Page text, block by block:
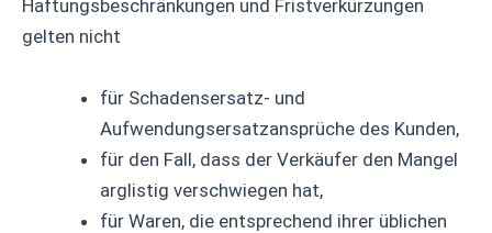
Haftungsbeschränkungen und Fristverkürzungen
gelten nicht
für Schadensersatz- und
Aufwendungsersatzansprüche des Kunden,
für den Fall, dass der Verkäufer den Mangel
arglistig verschwiegen hat,
für Waren, die entsprechend ihrer üblichen